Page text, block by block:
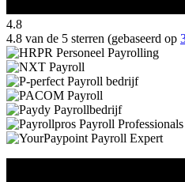
4.8
4.8 van de 5 sterren (gebaseerd op